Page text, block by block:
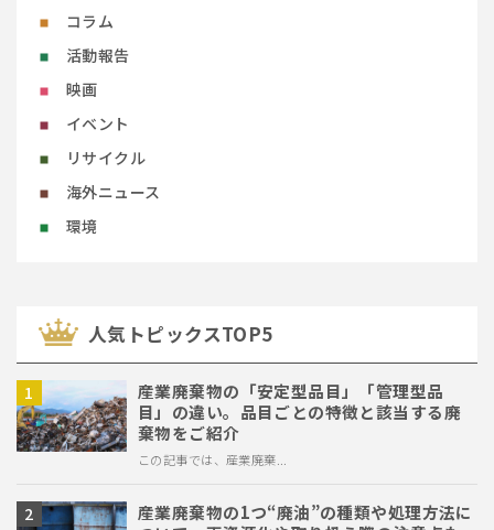
コラム
活動報告
映画
イベント
リサイクル
海外ニュース
環境
⼈気トピックスTOP5
産業廃棄物の「安定型品目」「管理型品
目」の違い。品目ごとの特徴と該当する廃
棄物をご紹介
この記事では、産業廃棄...
産業廃棄物の1つ“廃油”の種類や処理方法に